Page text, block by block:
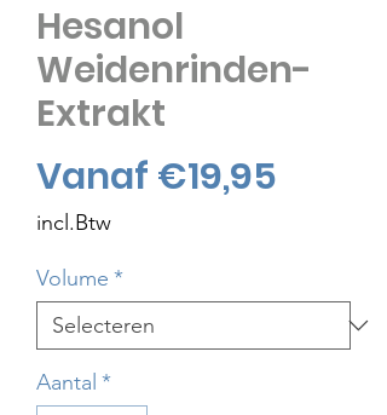
Hesanol
Weidenrinden-
Extrakt
Vanaf €19,95
incl.Btw
Volume *
Aantal *